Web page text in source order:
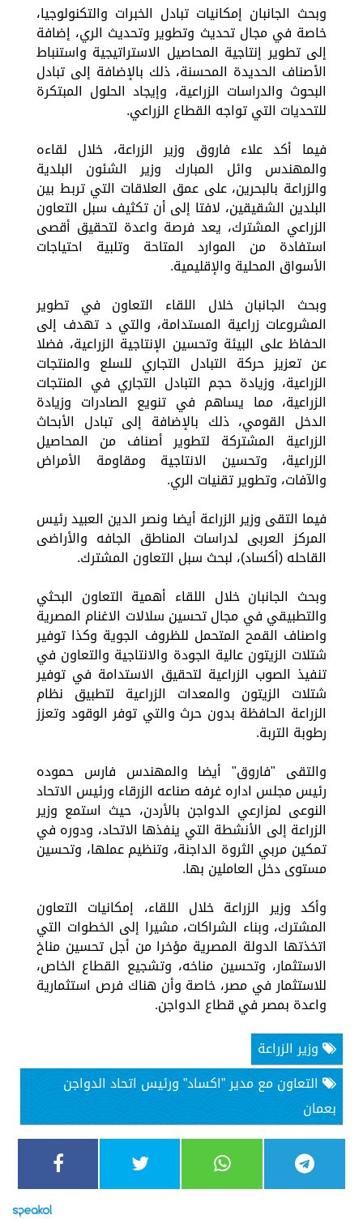
وبحث الجانبان إمكانيات تبادل الخبرات والتكنولوجيا،
خاصة في مجال تحديث وتطوير وتحديث الري، إضافة
إلى تطوير إنتاجية المحاصيل الاستراتيجية واستنباط
الأصناف الحديدة المحسنة، ذلك بالإضافة إلى تبادل
البحوث والدراسات الزراعية، وإيجاد الحلول المبتكرة
للتحديات التي تواجه القطاع الزراعي.
فيما أكد علاء فاروق وزير الزراعة، خلال لقاءه
والمهندس وائل المبارك وزير الشئون البلدية
والزراعة بالبحرين، على عمق العلاقات التي تربط بين
البلدين الشقيقين، لافتا إلى أن تكثيف سبل التعاون
الزراعي المشترك، يعد فرصة واعدة لتحقيق أقصى
استفادة من الموارد المتاحة وتلبية احتياجات
الأسواق المحلية والإقليمية.
وبحث الجانبان خلال اللقاء التعاون في تطوير
المشروعات زراعية المستدامة، والتي د تهدف إلى
الحفاظ على البيئة وتحسين الإنتاجية الزراعية، فضلا
عن تعزيز حركة التبادل التجاري للسلع والمنتجات
الزراعية، وزيادة حجم التبادل التجاري في المنتجات
الزراعية، مما يساهم في تنويع الصادرات وزيادة
الدخل القومي، ذلك بالإضافة إلى تبادل الأبحاث
الزراعية المشتركة لتطوير أصناف من المحاصيل
الزراعية، وتحسين الانتاجية ومقاومة الأمراض
والآفات، وتطوير تقنيات الري.
فيما التقى وزير الزراعة أيضا ونصر الدين العبيد رئيس
المركز العربى لدراسات المناطق الجافه والأراضى
القاحله (أكساد)، لبحث سبل التعاون المشترك.
وبحث الجانبان خلال اللقاء أهمية التعاون البحثي
والتطبيقي في مجال تحسين سلالات الاغنام المصرية
واصناف القمح المتحمل للظروف الجوية وكذا توفير
شتلات الزيتون عالية الجودة والانتاجية والتعاون في
تنفيذ الصوب الزراعية لتحقيق الاستدامة في توفير
شتلات الزيتون والمعدات الزراعية لتطبيق نظام
الزراعة الحافظة بدون حرث والتي توفر الوقود وتعزز
رطوبة التربة.
والتقى "فاروق" أيضا والمهندس فارس حموده
رئيس مجلس اداره غرفه صناعه الزرقاء ورئيس الاتحاد
النوعى لمزارعي الدواجن بالأردن، حيث استمع وزير
الزراعة إلى الأنشطة التي ينفذها الاتحاد، ودوره في
تمكين مربي الثروة الداجنة، وتنظيم عملها، وتحسين
مستوى دخل العاملين بها.
وأكد وزير الزراعة خلال اللقاء، إمكانيات التعاون
المشترك، وبناء الشراكات، مشيرا إلى الخطوات التي
اتخذتها الدولة المصرية مؤخرا من أجل تحسين مناخ
الاستثمار، وتحسين مناخه، وتشجيع القطاع الخاص،
للاستثمار في مصر، خاصة وأن هناك فرص استثمارية
واعدة بمصر في قطاع الدواجن.
وزير الزراعة
التعاون مع مدير ”اكساد” ورئيس اتحاد الدواجن
بعمان